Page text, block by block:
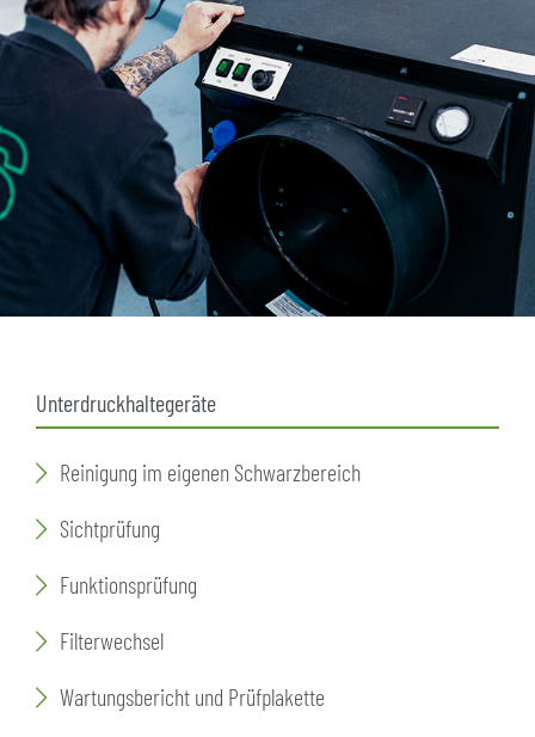
Unterdruckhaltegeräte
Reinigung im eigenen Schwarzbereich
Sichtprüfung
Funktionsprüfung
Filterwechsel
Wartungsbericht und Prüfplakette